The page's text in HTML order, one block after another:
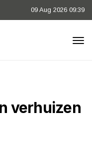
09 Aug 2026 09:39
verhuizen